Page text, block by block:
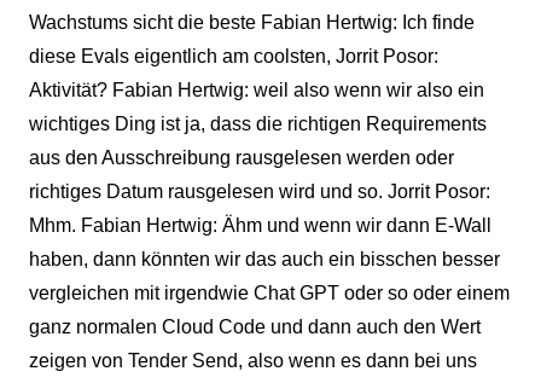
Wachstums sicht die beste Fabian Hertwig: Ich finde
diese Evals eigentlich am coolsten, Jorrit Posor:
Aktivität? Fabian Hertwig: weil also wenn wir also ein
wichtiges Ding ist ja, dass die richtigen Requirements
aus den Ausschreibung rausgelesen werden oder
richtiges Datum rausgelesen wird und so. Jorrit Posor:
Mhm. Fabian Hertwig: Ähm und wenn wir dann E-Wall
haben, dann könnten wir das auch ein bisschen besser
vergleichen mit irgendwie Chat GPT oder so oder einem
ganz normalen Cloud Code und dann auch den Wert
zeigen von Tender Send, also wenn es dann bei uns